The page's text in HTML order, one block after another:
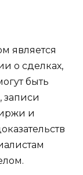
является
о сделках,
быть
записи
и